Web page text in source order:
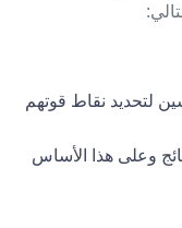
لتحديد نقاط قوتهم
وعلى هذا الأساس